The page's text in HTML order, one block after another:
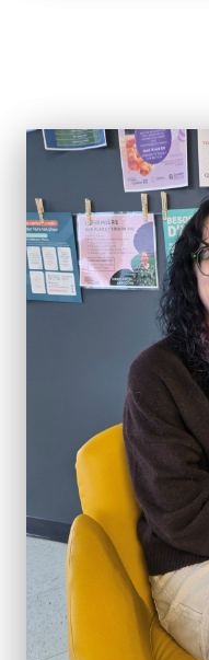
Rechercher: